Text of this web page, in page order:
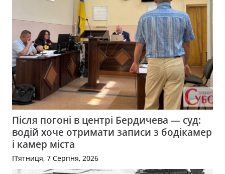
Після погоні в центрі Бердичева — суд:
водій хоче отримати записи з бодікамер
і камер міста
П’ятниця, 7 Серпня, 2026